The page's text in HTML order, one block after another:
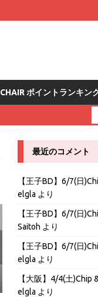
ポイントランキン
最近のコメント
【王子BD】6/7(日
elgla より
【王子BD】6/7(日
Saitoh より
【王子BD】6/7(日
elgla より
【大阪】4/4(土)Chip
elgla より